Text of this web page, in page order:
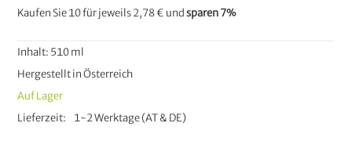
Inhalt: 510 ml
Hergestellt in Österreich
Auf Lager
Lieferzeit
1-2 Werktage (AT & DE)
Kaufen Sie 10 für jeweils2,78 € undsparen7%